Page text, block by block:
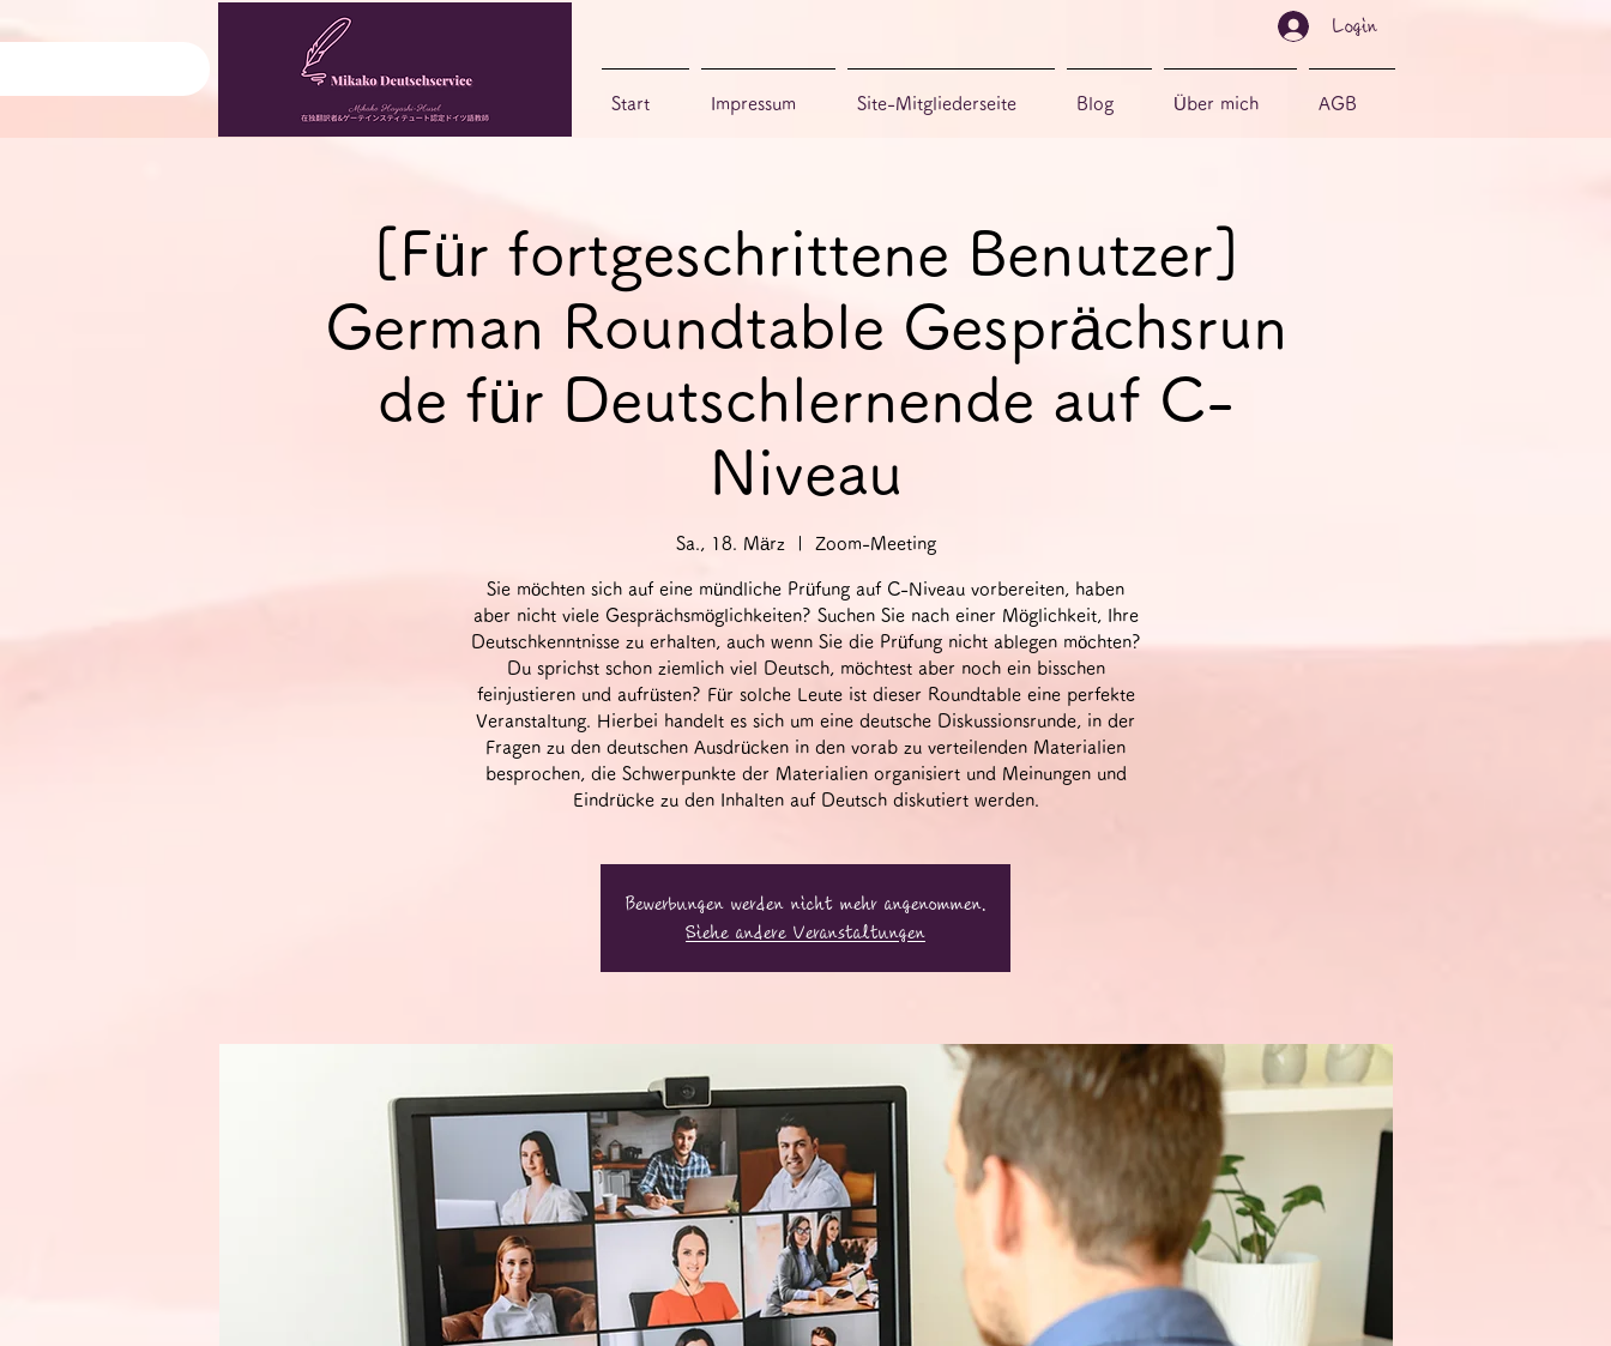
[Für fortgeschrittene Benutzer]
German Roundtable Gesprächsrun
de für Deutschlernende auf C-
Niveau
Sa., 18. März Zoom-Meeting
Sie möchten sich auf eine mündliche Prüfung auf C-Niveau vorbereiten, haben
aber nicht viele Gesprächsmöglichkeiten? Suchen Sie nach einer Möglichkeit, Ihre
Deutschkenntnisse zu erhalten, auch wenn Sie die Prüfung nicht ablegen möchten?
Du sprichst schon ziemlich viel Deutsch, möchtest aber noch ein bisschen
feinjustieren und aufrüsten? Für solche Leute ist dieser Roundtable eine perfekte
Veranstaltung. Hierbei handelt es sich um eine deutsche Diskussionsrunde, in der
Fragen zu den deutschen Ausdrücken in den vorab zu verteilenden Materialien
besprochen, die Schwerpunkte der Materialien organisiert und Meinungen und
Eindrücke zu den Inhalten auf Deutsch diskutiert werden.
Bewerbungen werden nicht mehr angenommen.
Siehe andere Veranstaltungen
Start Impressum Site-Mitgliederseite Blog Über mich AGB
Login